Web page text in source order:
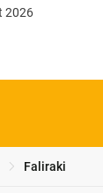
Faliraki